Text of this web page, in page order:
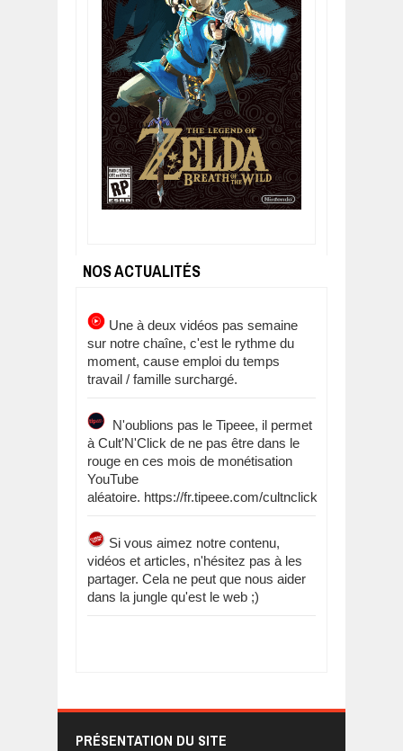
NOS ACTUALITÉS
Une à deux vidéos pas semaine
sur notre chaîne, c'est le rythme du
moment, cause emploi du temps
travail / famille surchargé.
N'oublions pas le Tipeee, il permet
à Cult'N'Click de ne pas être dans le
rouge en ces mois de monétisation
YouTube
aléatoire. https://fr.tipeee.com/cultnclick
Si vous aimez notre contenu,
vidéos et articles, n'hésitez pas à les
partager. Cela ne peut que nous aider
dans la jungle qu'est le web ;)
PRÉSENTATION DU SITE